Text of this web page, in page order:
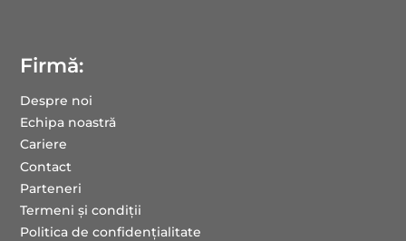
Firmă:
Despre noi
Echipa noastră
Cariere
Contact
Parteneri
Termeni și condiții
Politica de confidențialitate